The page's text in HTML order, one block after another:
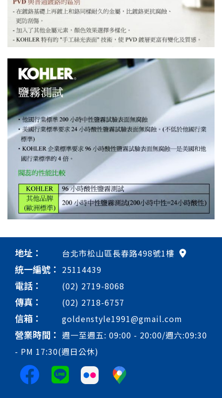
地址： 台北市松山區長春路498號1樓
統一編號： 25114439
電話： (02) 2719-8068
傳真： (02) 2718-6757
信箱： goldenstyle1991@gmail.com
營業時間： 週一至週五: 09:00 - 20:00/週六:09:30
- PM 17:30(週日公休)